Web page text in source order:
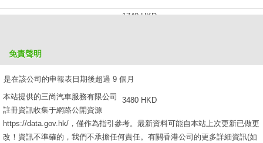
1740 HKD
是在該公司的申報表日期後超過 9 個月
3480 HKD
免責聲明
本站提供的三尚汽車服務有限公司
註冊資訊收集于網路公開資源
https://data.gov.hk/，僅作為指引參考。最新資料可能自本站上次更新已做更
改！資訊不準確的，我們不承擔任何責任。有關香港公司的更多詳細資訊(如